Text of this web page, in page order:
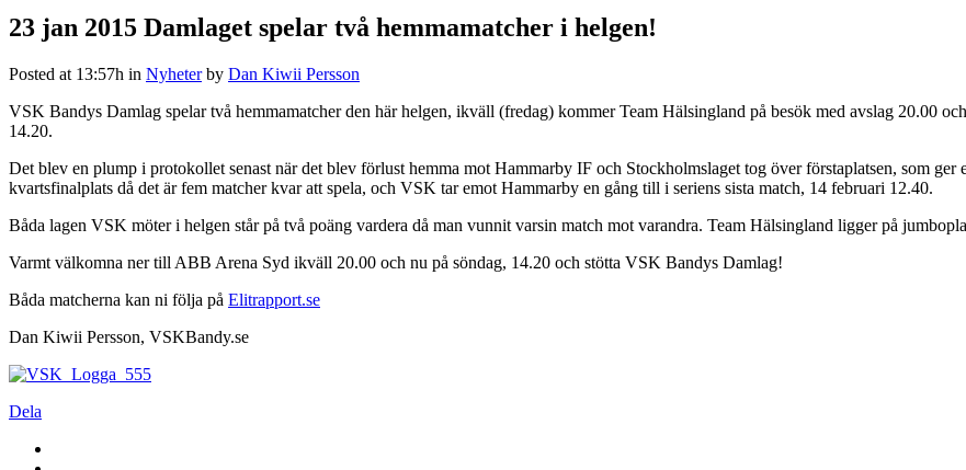
23 jan 2015 Damlaget spelar två hemmamatcher i helgen!
Posted at 13:57h in Nyheter by Dan Kiwii Persson
VSK Bandys Damlag spelar två hemmamatcher den här helgen, ikväll (fredag) kommer Team Hälsingland på besök med avslag 20.00
14.20.
Det blev en plump i protokollet senast när det blev förlust hemma mot Hammarby IF och Stockholmslaget tog över förstaplatsen, som
kvartsfinalplats då det är fem matcher kvar att spela, och VSK tar emot Hammarby en gång till i seriens sista match, 14 februari 12.40.
Båda lagen VSK möter i helgen står på två poäng vardera då man vunnit varsin match mot varandra. Team Hälsingland ligger på
Varmt välkomna ner till ABB Arena Syd ikväll 20.00 och nu på söndag, 14.20 och stötta VSK Bandys Damlag!
Båda matcherna kan ni följa på Elitrapport.se
Dan Kiwii Persson, VSKBandy.se
Dela